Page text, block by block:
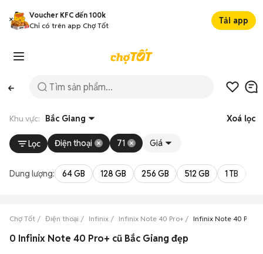
Voucher KFC đến 100k
Chỉ có trên app Chợ Tốt
Tải app
Khu vực: Bắc Giang Xoá lọc
Lọc Điện thoại 71 Giá
Dung lượng: 64 GB 128 GB 256 GB 512 GB 1 TB
Chợ Tốt Điện thoại Infinix Infinix Note 40 Pro+ Infinix Note 40 Pro+
0 Infinix Note 40 Pro+ cũ Bắc Giang đẹp